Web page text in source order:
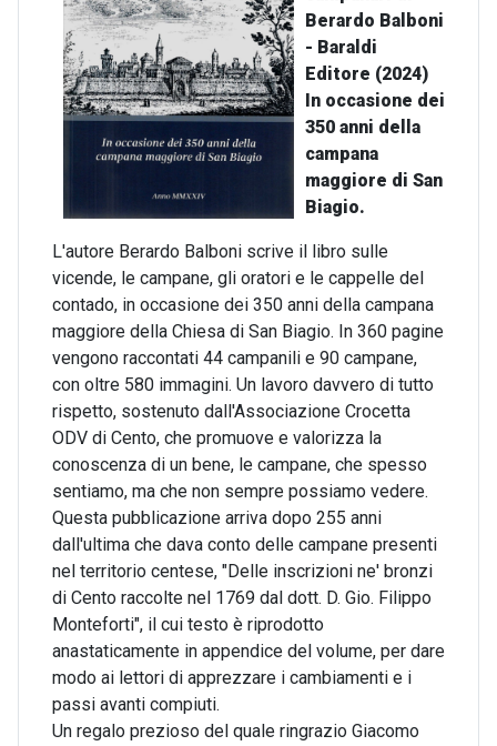
Berardo Balboni
- Baraldi
Editore (2024)
In occasione dei
350 anni della
campana
maggiore di San
Biagio.
L'autore Berardo Balboni scrive il libro sulle
vicende, le campane, gli oratori e le cappelle del
contado, in occasione dei 350 anni della campana
maggiore della Chiesa di San Biagio. In 360 pagine
vengono raccontati 44 campanili e 90 campane,
con oltre 580 immagini. Un lavoro davvero di tutto
rispetto, sostenuto dall'Associazione Crocetta
ODV di Cento, che promuove e valorizza la
conoscenza di un bene, le campane, che spesso
sentiamo, ma che non sempre possiamo vedere.
Questa pubblicazione arriva dopo 255 anni
dall'ultima che dava conto delle campane presenti
nel territorio centese, "Delle inscrizioni ne' bronzi
di Cento raccolte nel 1769 dal dott. D. Gio. Filippo
Monteforti", il cui testo è riprodotto
anastaticamente in appendice del volume, per dare
modo ai lettori di apprezzare i cambiamenti e i
passi avanti compiuti.
Un regalo prezioso del quale ringrazio Giacomo